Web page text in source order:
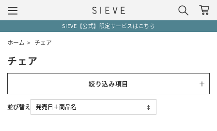
SIEVE【公式】限定サービスはこちら
ホーム > チェア
チェア
絞り込み項目